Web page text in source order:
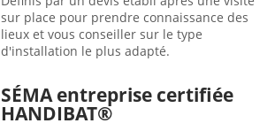
sur place pour prendre connaissance des
lieux et vous conseiller sur le type
d'installation le plus adapté.
SÉMA entreprise certifiée
HANDIBAT®